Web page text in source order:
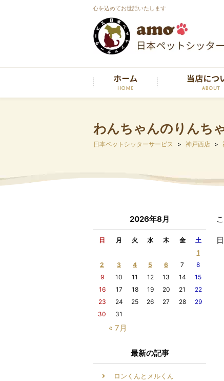
心を込めてお世話いたします
わんちゃんのりんち
日本ペットシッターサービス 神戸西店
2026年8月
日 月 火 水 木 金 土
« 7月
1
2
3 4 5 6 7
8
9
10 11 12 13 14
15
16
17 18 19 20 21
22
23
24 25 26 27 28
29
30
31
最新の記事
ロンくんとメルくん